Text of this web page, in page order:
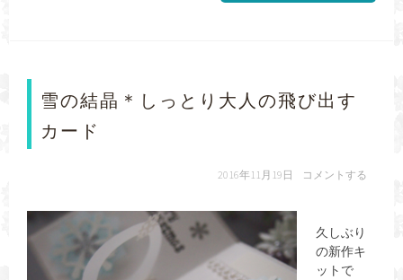
雪の結晶＊しっとり大人の飛び出す
カード
2016年11月19日 コメントする
久しぶり
の新作キ
ットで